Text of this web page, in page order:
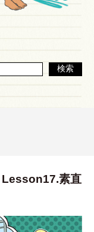
検索
Lesson17.素直